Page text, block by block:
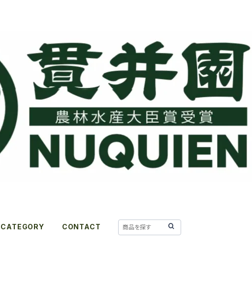
CATEGORY CONTACT